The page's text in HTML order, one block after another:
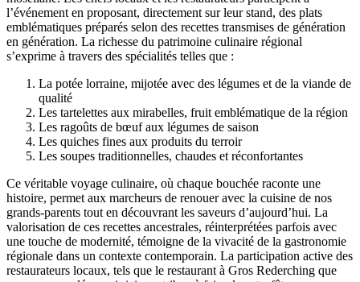
l’événement en proposant, directement sur leur stand, des plats
emblématiques préparés selon des recettes transmises de génération
en génération. La richesse du patrimoine culinaire régional
s’exprime à travers des spécialités telles que :
La potée lorraine, mijotée avec des légumes et de la viande de
qualité
Les tartelettes aux mirabelles, fruit emblématique de la région
Les ragoûts de bœuf aux légumes de saison
Les quiches fines aux produits du terroir
Les soupes traditionnelles, chaudes et réconfortantes
Ce véritable voyage culinaire, où chaque bouchée raconte une
histoire, permet aux marcheurs de renouer avec la cuisine de nos
grands-parents tout en découvrant les saveurs d’aujourd’hui. La
valorisation de ces recettes ancestrales, réinterprétées parfois avec
une touche de modernité, témoigne de la vivacité de la gastronomie
régionale dans un contexte contemporain. La participation active des
restaurateurs locaux, tels que le restaurant à Gros Rederching que